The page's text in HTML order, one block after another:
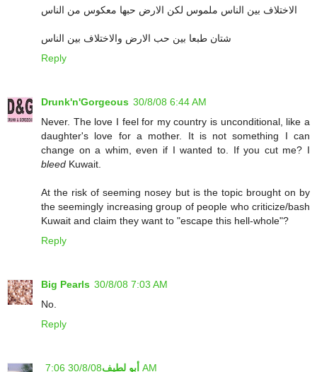
الاختلاف بين الناس ملموس لكن الارض حبها معكوس من الناس
شتان طبعا بين حب الارض والاختلاف بين الناس
Reply
Drunk'n'Gorgeous 30/8/08 6:44 AM
Never. The love I feel for my country is unconditional, like a
daughter's love for a mother. It is not something I can
change on a whim, even if I wanted to. If you cut me? I
bleed Kuwait.
At the risk of seeming nosey but is the topic brought on by
the seemingly increasing group of people who criticize/bash
Kuwait and claim they want to "escape this hell-whole"?
Reply
Big Pearls 30/8/08 7:03 AM
No.
Reply
أبو لطيف 30/8/08 7:06 AM